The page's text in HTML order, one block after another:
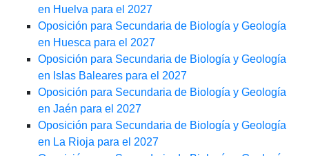
en Huelva para el 2027
Oposición para Secundaria de Biología y Geología
en Huesca para el 2027
Oposición para Secundaria de Biología y Geología
en Islas Baleares para el 2027
Oposición para Secundaria de Biología y Geología
en Jaén para el 2027
Oposición para Secundaria de Biología y Geología
en La Rioja para el 2027